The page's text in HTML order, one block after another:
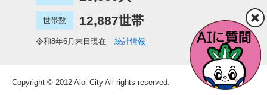
世帯数 12,887世帯
令和8年6月末日現在 統計情報
Copyright © 2012 Aioi City All rights reserved.